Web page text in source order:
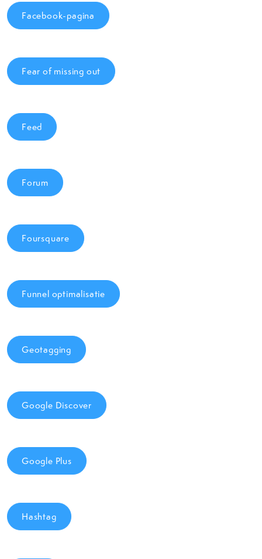
Facebook-pagina
Fear of missing out
Feed
Forum
Foursquare
Funnel optimalisatie
Geotagging
Google Discover
Google Plus
Hashtag